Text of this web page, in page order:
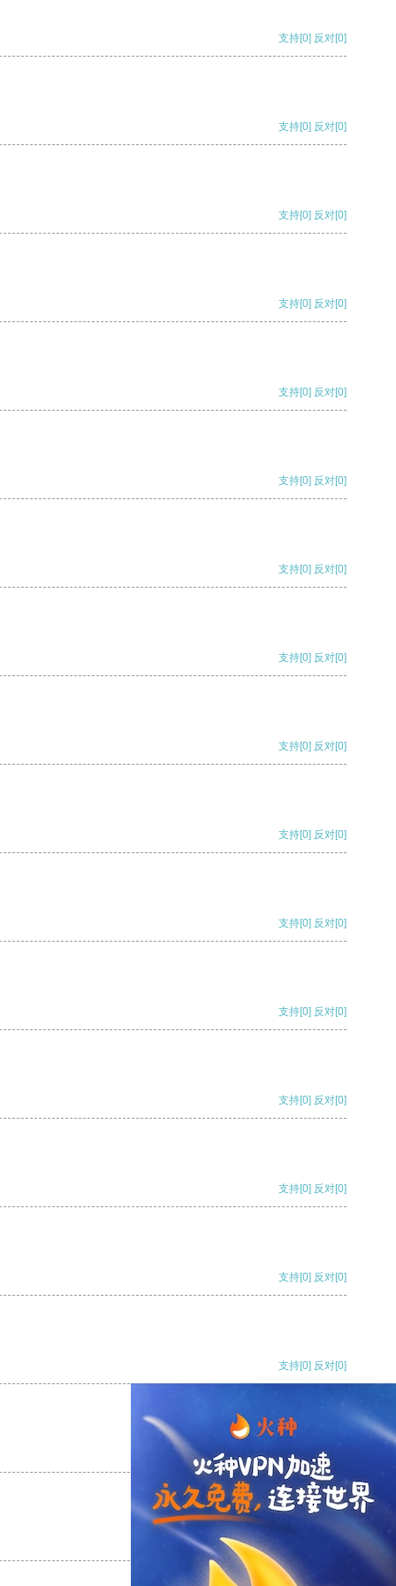
支持[0] 反对[0]
支持[0] 反对[0]
支持[0] 反对[0]
支持[0] 反对[0]
支持[0] 反对[0]
支持[0] 反对[0]
支持[0] 反对[0]
支持[0] 反对[0]
支持[0] 反对[0]
支持[0] 反对[0]
支持[0] 反对[0]
支持[0] 反对[0]
支持[0] 反对[0]
支持[0] 反对[0]
支持[0] 反对[0]
支持[0] 反对[0]
支持 反对
[0]